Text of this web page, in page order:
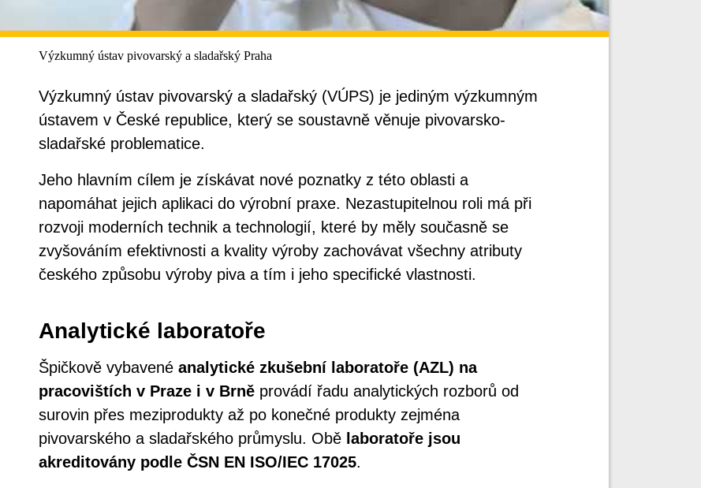
Výzkumný ústav pivovarský a sladařský Praha
Výzkumný ústav pivovarský a sladařský (VÚPS) je jediným výzkumným
ústavem v České republice, který se soustavně věnuje pivovarsko-
sladařské problematice.
Jeho hlavním cílem je získávat nové poznatky z této oblasti a
napomáhat jejich aplikaci do výrobní praxe. Nezastupitelnou roli má při
rozvoji moderních technik a technologií, které by měly současně se
zvyšováním efektivnosti a kvality výroby zachovávat všechny atributy
českého způsobu výroby piva a tím i jeho specifické vlastnosti.
Analytické laboratoře
Špičkově vybavené analytické zkušební laboratoře (AZL) na
pracovištích v Praze i v Brněprovádí řadu analytických rozborů od
surovin přes meziprodukty až po konečné produkty zejména
pivovarského a sladařského průmyslu. Obě laboratoře jsou
akreditovány podle ČSN EN ISO/IEC 17025.